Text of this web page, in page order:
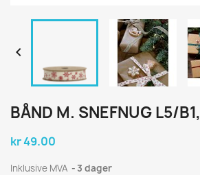

BÅND M. SNEFNUG L5/
kr 49.00
Inklusive MVA 3 dager